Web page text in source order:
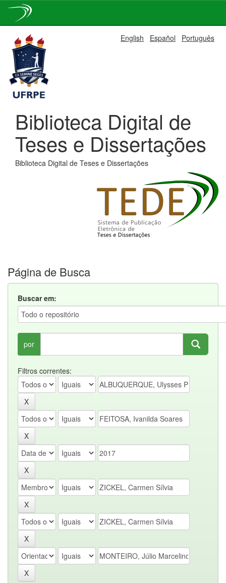
navigation
English Español Português
Biblioteca Digital de
Teses e Dissertações
Biblioteca Digital de Teses e Dissertações
Página de Busca
Buscar em:
por
Filtros correntes: